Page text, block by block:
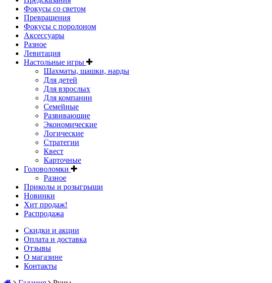
Фокусы со светом
Превращения
Фокусы с поролоном
Аксессуары
Разное
Левитация
Настольные игры
Шахматы, шашки, нарды
Для детей
Для взрослых
Для компании
Семейные
Развивающие
Экономические
Логические
Стратегии
Квест
Карточные
Головоломки
Разное
Приколы и розыгрыши
Новинки
Хит продаж!
Распродажа
Скидки и акции
Оплата и доставка
Отзывы
О магазине
Контакты